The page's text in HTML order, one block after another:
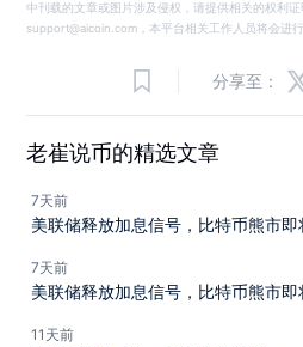
中刊载的文章或图片涉及侵权，请提供相关的权利
support@aicoin.com，本平台相关工作人员将会进行
分享至：
老崔说币的精选文章
7天前
美联储释放加息信号，比特币熊市即
7天前
美联储释放加息信号，比特币熊市即
11天前